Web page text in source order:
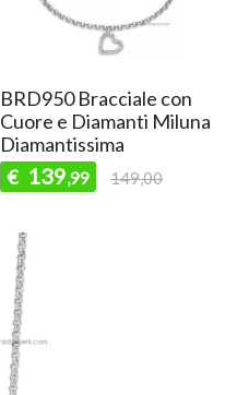
BRD950 Bracciale con
Cuore e Diamanti Miluna
Diamantissima
€ 139,99 149,00